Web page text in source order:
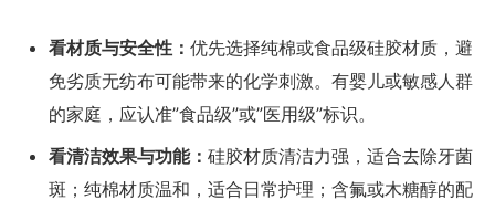
看材质与安全性： 优先选择纯棉或食品级硅胶材质，避
免劣质无纺布可能带来的化学刺激。有婴儿或敏感人群
的家庭，应认准”食品级”或”医用级”标识。
看清洁效果与功能： 硅胶材质清洁力强，适合去除牙菌
斑；纯棉材质温和，适合日常护理；含氟或木糖醇的配